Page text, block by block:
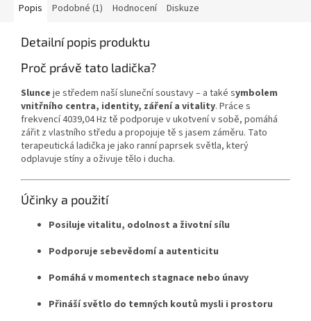
Popis Podobné (1) Hodnocení Diskuze
Detailní popis produktu
Proč právě tato ladička?
Slunce je středem naší sluneční soustavy – a také symbolem
vnitřního centra, identity, záření a vitality. Práce s
frekvencí 4039,04 Hz tě podporuje v ukotvení v sobě, pomáhá
zářit z vlastního středu a propojuje tě s jasem záměru. Tato
terapeutická ladička je jako ranní paprsek světla, který
odplavuje stíny a oživuje tělo i ducha.
Účinky a použití
Posiluje vitalitu, odolnost a životní sílu
Podporuje sebevědomí a autenticitu
Pomáhá v momentech stagnace nebo únavy
Přináší světlo do temných koutů mysli i prostoru